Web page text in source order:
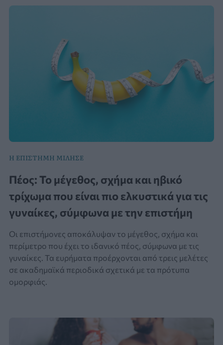
Η ΕΠΙΣΤΗΜΗ ΜΙΛΗΣΕ
Πέος: Το μέγεθος, σχήμα και ηβικό
τρίχωμα που είναι πιο ελκυστικά για τις
γυναίκες, σύμφωνα με την επιστήμη
Οι επιστήμονες αποκάλυψαν το μέγεθος, σχήμα και
περίμετρο που έχει το ιδανικό πέος, σύμφωνα με τις
γυναίκες. Τα ευρήματα προέρχονται από τρεις μελέτες
σε ακαδημαϊκά περιοδικά σχετικά με τα πρότυπα
ομορφιάς.